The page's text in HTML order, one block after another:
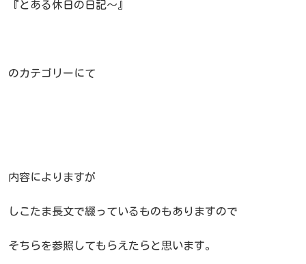
『とある休日の日記～』
のカテゴリーにて
内容によりますが
しこたま長文で綴っているものもありますので
そちらを参照してもらえたらと思います。